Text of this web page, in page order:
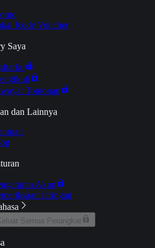
Kode Voucher
Saya
Tontonan
dan Lainnya
Akun
Jaringan
Semua Perangkat